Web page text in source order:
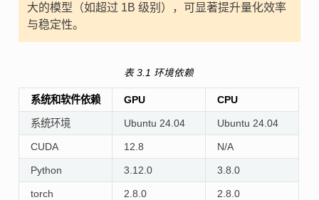
大的模型（如超过 1B 级别），可显著提升量化效率
与稳定性。
表 3.1 环境依赖
系统和软件依赖 GPU CPU
系统环境 Ubuntu 24.04 Ubuntu 24.04
CUDA 12.8 N/A
Python 3.12.0 3.8.0
torch 2.8.0 2.8.0